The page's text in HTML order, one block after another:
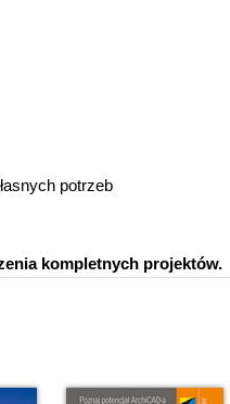
potrzeb
kompletnych projektów.